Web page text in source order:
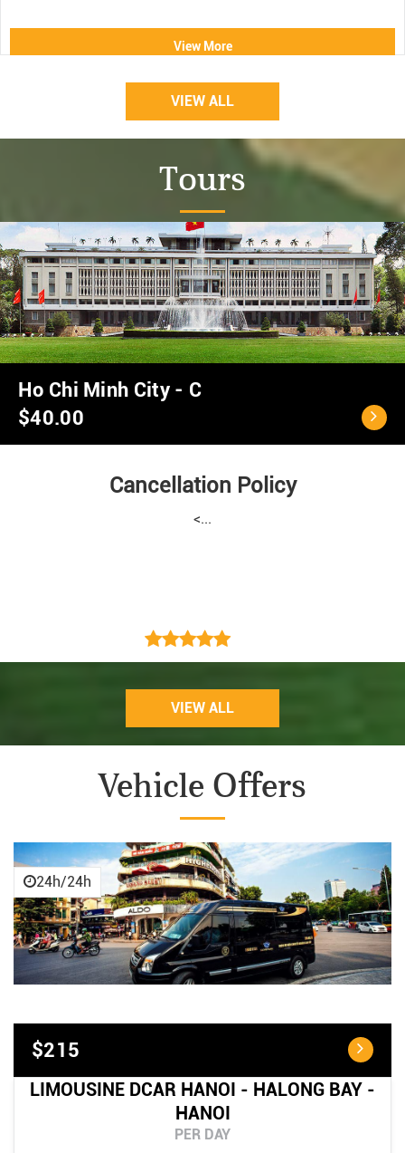
View More
VIEW ALL
Tours
Ho Chi Minh City - C
$40.00
Cancellation Policy
<...
VIEW ALL
Vehicle Offers
24h/24h
$215
LIMOUSINE DCAR HANOI - HALONG BAY -
HANOI
PER DAY